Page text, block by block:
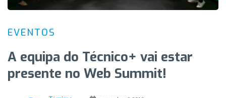
EVENTOS
A equipa do Técnico+ vai estar
presente no Web Summit!